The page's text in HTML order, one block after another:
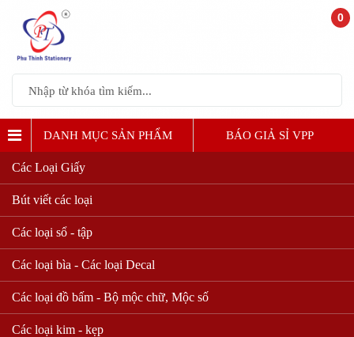
DANH MỤC SẢN PHẨM BÁO GIẢ SỈ VPP
Các Loại Giấy
Bút viết các loại
Các loại sổ - tập
Các loại bìa - Các loại Decal
Các loại đồ bấm - Bộ mộc chữ, Mộc số
Các loại kim - kẹp
0